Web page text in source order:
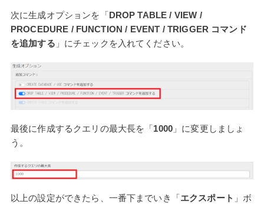
次に生成オプションを「DROP TABLE / VIEW /
PROCEDURE / FUNCTION / EVENT / TRIGGER コマンド
を追加する 」にチェックを入れてください。
最後に作成するクエリの最大長を「1000 」に変更しましょ
う。
以上の設定ができたら、一番下までいき「エクスポート 」ボ